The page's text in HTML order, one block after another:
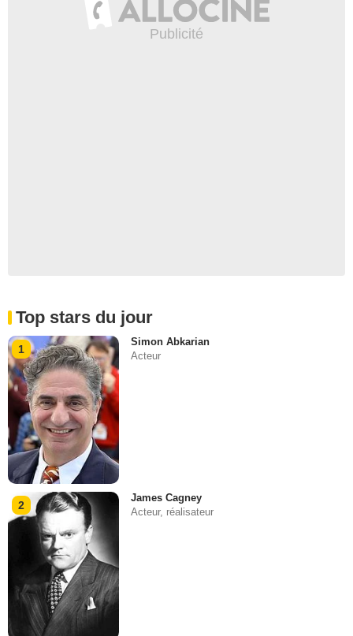
Top stars du jour
1
Simon Abkarian
Acteur
2
James Cagney
Acteur, réalisateur